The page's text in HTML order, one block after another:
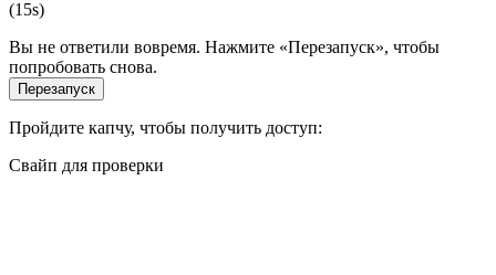
(15s)
Вы не ответили вовремя. Нажмите «Перезапуск», чтобы
попробовать снова.
Перезапуск
Пройдите капчу, чтобы получить доступ:
Свайп для проверки